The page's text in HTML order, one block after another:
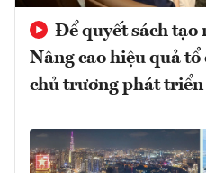
Để quyết sách tạo
Nâng cao hiệu quả tổ
chủ trương phát